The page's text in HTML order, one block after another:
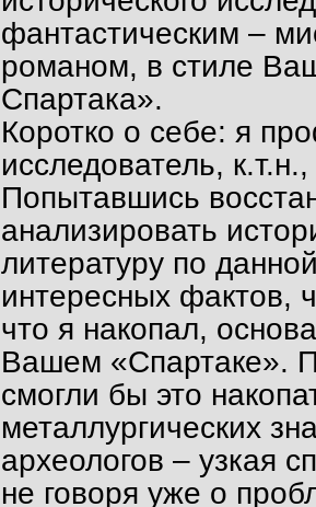
фантастическим –
романом, в стиле
Спартака».
Коротко о себе: я
исследователь,
Попытавшись
анализировать
литературу по
интересных фактов,
что я накопал,
Вашем «Спартаке».
смогли бы это
металлургических
археологов – узкая
не говоря уже о